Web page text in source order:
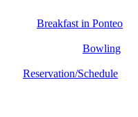
Breakfast in Ponteo
Bowling
Reservation/Schedule